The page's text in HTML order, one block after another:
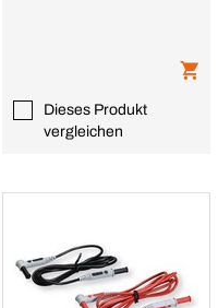
Dieses Produkt
vergleichen